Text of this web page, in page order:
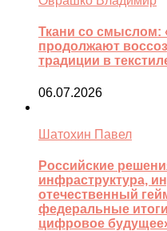
Ткани со смыслом:
продолжают
традиции в
06.07.2026
Шатохин Павел
Российские
инфраструктура,
отечественный
федеральные
цифровое